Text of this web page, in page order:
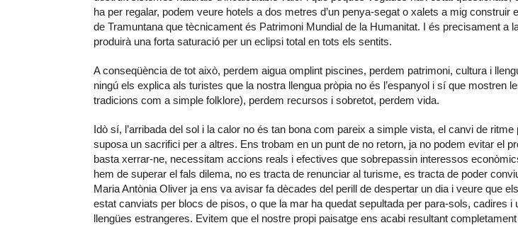
ha per regalar, podem veure hotels a dos metres d’un penya-segat o xalets a mig construir
de Tramuntana que tècnicament és Patrimoni Mundial de la Humanitat. I és precisament a
produirà una forta saturació per un eclipsi total en tots els sentits.
A conseqüència de tot això, perdem aigua omplint piscines, perdem patrimoni, cultura i
ningú els explica als turistes que la nostra llengua pròpia no és l’espanyol i sí que mostren
tradicions com a simple folklore), perdem recursos i sobretot, perdem vida.
Idò sí, l’arribada del sol i la calor no és tan bona com pareix a simple vista, el canvi de ritme
suposa un sacrifici per a altres. Ens trobam en un punt de no retorn, ja no podem evitar el
basta xerrar-ne, necessitam accions reals i efectives que sobrepassin interessos
hem de superar el fals dilema, no es tracta de renunciar al turisme, es tracta de poder
Maria Antònia Oliver ja ens va avisar fa dècades del perill de despertar un dia i veure que
estat canviats per blocs de pisos, o que la mar ha quedat sepultada per para-sols, cadires i
llengües estrangeres. Evitem que el nostre propi paisatge ens acabi resultant completament